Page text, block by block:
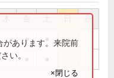
祝
●
があります。来院前
い。
×閉じる